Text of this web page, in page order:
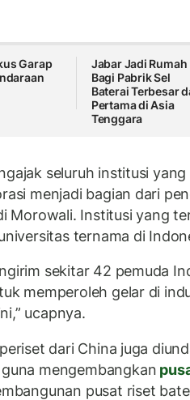
Garap
Jabar Jadi Rumah
Bagi Pabrik Sel
Baterai Terbesar
Pertama di Asia
Tenggara
seluruh institusi
menjadi bagian dari
Morowali. Institusi yang
ternama di
sekitar 42 pemuda
memperoleh gelar di
ucapnya.
dari China juga
guna mengembangkan
pusat riset